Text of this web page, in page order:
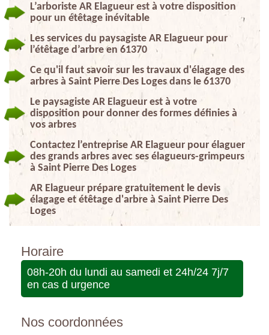
L’arboriste AR Elagueur est à votre disposition
pour un étêtage inévitable
Les services du paysagiste AR Elagueur pour
l’étêtage d’arbre en 61370
Ce qu'il faut savoir sur les travaux d'élagage des
arbres à Saint Pierre Des Loges dans le 61370
Le paysagiste AR Elagueur est à votre
disposition pour donner des formes définies à
vos arbres
Contactez l’entreprise AR Elagueur pour élaguer
des grands arbres avec ses élagueurs-grimpeurs
à Saint Pierre Des Loges
AR Elagueur prépare gratuitement le devis
élagage et étêtage d'arbre à Saint Pierre Des
Loges
Horaire
08h-20h du lundi au samedi et 24h/24 7j/7
en cas d urgence
Nos coordonnées